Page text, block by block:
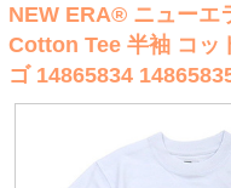
NEW ERA® ニューエ
Cotton Tee 半袖 コッ
ゴ 14865834